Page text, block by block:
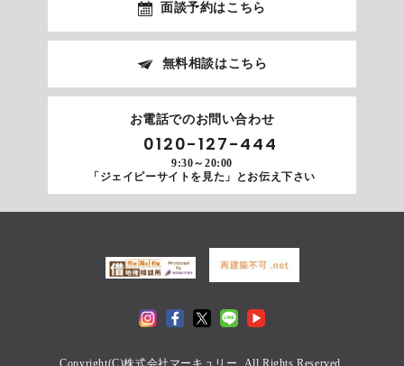
面談予約はこちら
無料相談はこちら
お電話でのお問い合わせ
0120-127-444
9:30～20:00
「ジェイピーサイトを見た」とお伝え下さい